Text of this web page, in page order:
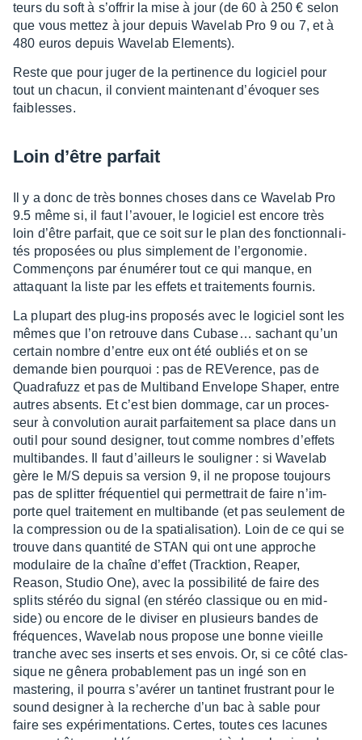
teurs du soft à s’of­frir la mise à jour (de 60 à 250 € selon
que vous mettez à jour depuis Wave­lab Pro 9 ou 7, et à
480 euros depuis Wave­lab Elements).
Reste que pour juger de la perti­nence du logi­ciel pour
tout un chacun, il convient main­te­nant d’évoquer ses
faiblesses.
Loin d’être parfait
Il y a donc de très bonnes choses dans ce Wave­lab Pro
9.5 même si, il faut l’avouer, le logi­ciel est encore très
loin d’être parfait, que ce soit sur le plan des fonc­tion­na­li­
tés propo­sées ou plus simple­ment de l’er­go­no­mie.
Commençons par énumé­rer tout ce qui manque, en
attaquant la liste par les effets et trai­te­ments four­nis.
La plupart des plug-ins propo­sés avec le logi­ciel sont les
mêmes que l’on retrouve dans Cuba­se… sachant qu’un
certain nombre d’entre eux ont été oubliés et on se
demande bien pourquoi : pas de REVe­rence, pas de
Quadra­fuzz et pas de Multi­band Enve­lope Shaper, entre
autres absents. Et c’est bien dommage, car un proces­
seur à convo­lu­tion aurait parfai­te­ment sa place dans un
outil pour sound desi­gner, tout comme nombres d’ef­fets
multi­bandes. Il faut d’ailleurs le souli­gner : si Wave­lab
gère le M/S depuis sa version 9, il ne propose toujours
pas de split­ter fréquen­tiel qui permet­trait de faire n’im­
porte quel trai­te­ment en multi­bande (et pas seule­ment de
la compres­sion ou de la spatia­li­sa­tion). Loin de ce qui se
trouve dans quan­tité de STAN qui ont une approche
modu­laire de la chaîne d’ef­fet (Track­tion, Reaper,
Reason, Studio One), avec la possi­bi­lité de faire des
splits stéréo du signal (en stéréo clas­sique ou en mid-
side) ou encore de le divi­ser en plusieurs bandes de
fréquences, Wave­lab nous propose une bonne vieille
tranche avec ses inserts et ses envois. Or, si ce côté clas­
sique ne gênera proba­ble­ment pas un ingé son en
maste­ring, il pourra s’avé­rer un tanti­net frus­trant pour le
sound desi­gner à la recherche d’un bac à sable pour
faire ses expé­ri­men­ta­tions. Certes, toutes ces lacunes